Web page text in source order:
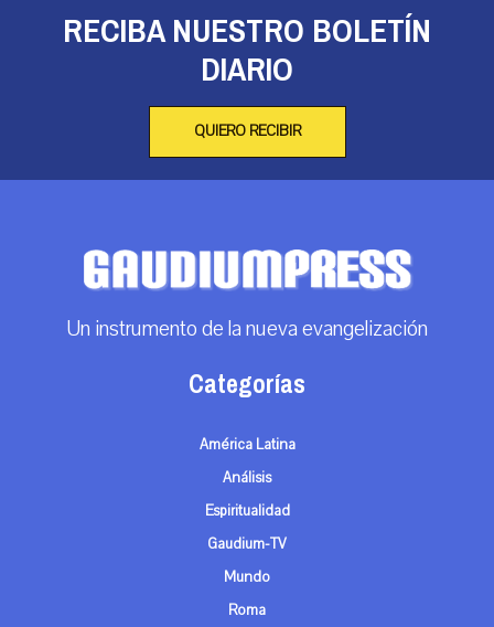
RECIBA NUESTRO BOLETÍN
DIARIO
QUIERO RECIBIR
Un instrumento de la nueva evangelización
Categorías
América Latina
Análisis
Espiritualidad
Gaudium-TV
Mundo
Roma